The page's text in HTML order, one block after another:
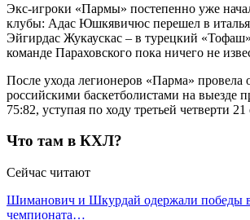
Экс-игроки «Пармы» постепенно уже
клубы: Адас Юшкявичюс перешел в
Эйгирдас Жукаускас – в турецкий
команде Параховского пока ничего не
После ухода легионеров «Парма» провела
российскими баскетболистами на выезде
75:82, уступая по ходу третьей четверти 21
Что там в КХЛ?
Сейчас читают
Шиманович и Шкурдай одержали победы в
чемпионата…